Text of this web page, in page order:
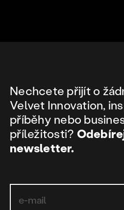
Nechcete přijít o
Velvet Innovation,
příběhy nebo
příležitosti?
newsletter.